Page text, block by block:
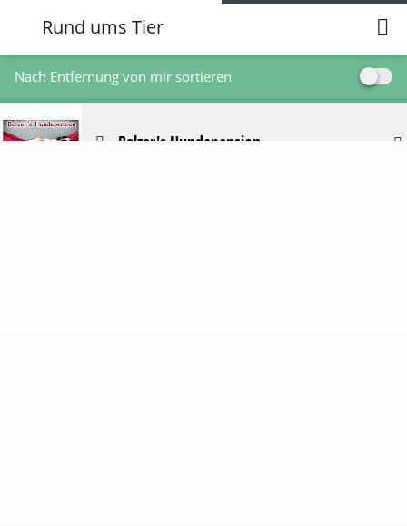
Rund ums Tier
Nach Entfernung von mir sortieren
Balzer's Hundepension